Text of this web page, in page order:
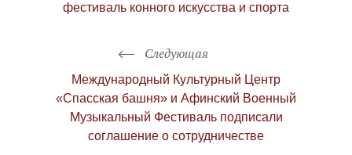
Следующая
Международный Культурный Центр
«Спасская башня» и Афинский Военный
Музыкальный Фестиваль подписали
соглашение о сотрудничестве
фестиваль конного искусства и спорта